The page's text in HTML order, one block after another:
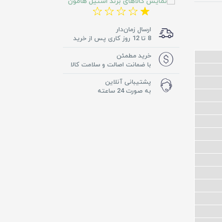
ارسال زمان‌دار
8 تا 12 روز کاری پس از خرید
خرید مطمئن
با ضمانت اصالت و سلامت کالا
پشتیبانی آنلاین
به صورت 24 ساعته